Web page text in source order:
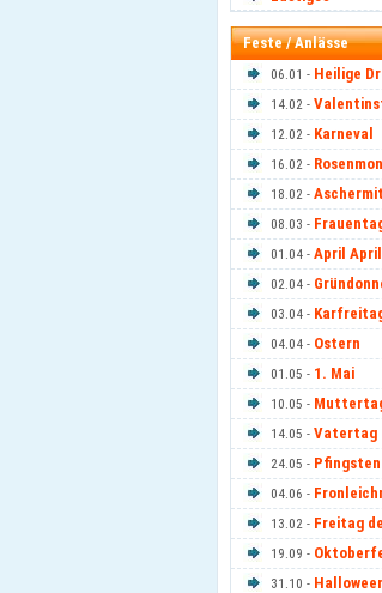
Feste / Anlässe
06.01 - Heilige
14.02 -
12.02 - Karneval
16.02 -
18.02 -
08.03 -
01.04 - April April
02.04 -
03.04 -
04.04 - Ostern
01.05 - 1. Mai
10.05 -
14.05 - Vatertag
24.05 - Pfingsten
04.06 -
13.02 - Freitag
19.09 -
31.10 -